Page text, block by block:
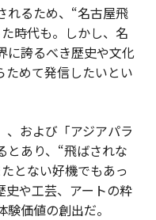
れるため、“名古屋飛
時代も。しかし、名
に誇るべき歴史や文化
ためて発信したいとい
および「アジアパラ
とあり、“飛ばされな
とない好機でもあっ
史や工芸、アートの粋
価値の創出だ。